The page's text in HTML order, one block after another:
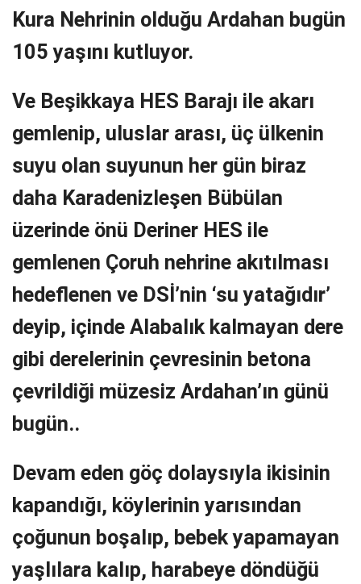
Kura Nehrinin olduğu Ardahan bugün
105 yaşını kutluyor.
Ve Beşikkaya HES Barajı ile akarı
gemlenip, uluslar arası, üç ülkenin
suyu olan suyunun her gün biraz
daha Karadenizleşen Bübülan
üzerinde önü Deriner HES ile
gemlenen Çoruh nehrine akıtılması
hedeflenen ve DSİ’nin ‘su yatağıdır’
deyip, içinde Alabalık kalmayan dere
gibi derelerinin çevresinin betona
çevrildiği müzesiz Ardahan’ın günü
bugün..
Devam eden göç dolaysıyla ikisinin
kapandığı, köylerinin yarısından
çoğunun boşalıp, bebek yapamayan
yaşlılara kalıp, harabeye döndüğü